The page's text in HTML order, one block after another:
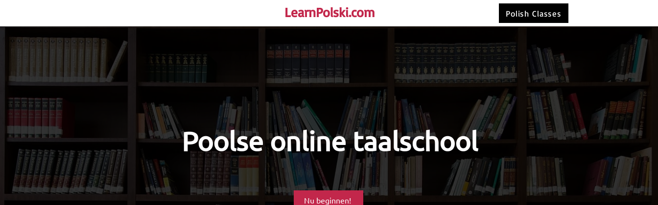
LearnPolski.com Polish Classes
Poolse online taalschool
Nu beginnen!